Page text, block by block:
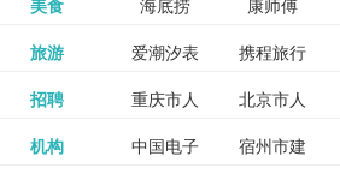
味，豆瓣
调控管理
网
游戏
美食 海底捞 康师傅
心食谱网
旅游 爱潮汐表 携程旅行
网
北京旅游
网
招聘 重庆市人
力资源和
北京市人
力资源和
聘才网
机构 中国电子 宿州市建